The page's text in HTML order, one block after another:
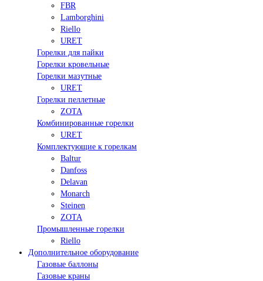
FBR
Lamborghini
Riello
URET
Горелки для пайки
Горелки кровельные
Горелки мазутные
URET
Горелки пеллетные
ZOTA
Комбинированные горелки
URET
Комплектующие к горелкам
Baltur
Danfoss
Delavan
Monarch
Steinen
ZOTA
Промышленные горелки
Riello
Дополнительное оборудование
Газовые баллоны
Газовые краны